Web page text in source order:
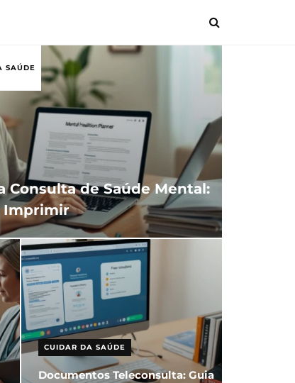
SAÚDE
Consulta de Saúde Mental:
Imprimir
CUIDAR DA SAÚDE
Documentos Teleconsulta: Guia